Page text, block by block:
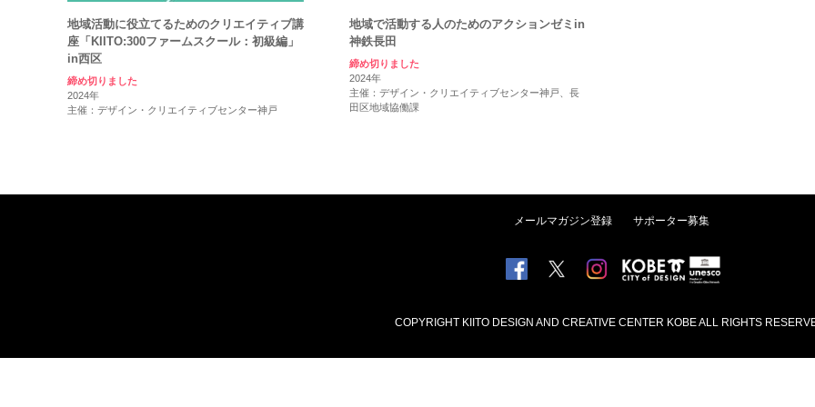
地域活動に役立てるためのクリエイティブ講
座「KIITO:300ファームスクール：初級編」
in西区
締め切りました
2024年
主催：デザイン・クリエイティブセンター神戸
地域で活動する人のためのアクションゼミin
神鉄長田
締め切りました
2024年
主催：デザイン・クリエイティブセンター神戸、長
田区地域協働課
メールマガジン登録 サポーター募集
COPYRIGHT KIITO DESIGN AND CREATIVE CENTER KOBE ALL RIGHTS